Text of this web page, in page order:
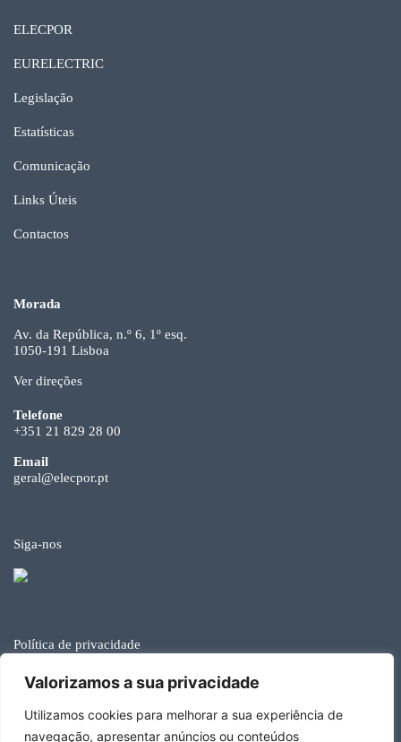
Valorizamos a sua privacidade
Utilizamos cookies para melhorar a sua experiência de
navegação, apresentar anúncios ou conteúdos
ELECPOR
EURELECTRIC
Legislação
Estatísticas
Comunicação
Links Úteis
Contactos
Morada
Av. da República, n.º 6, 1º esq.
1050-191 Lisboa
Ver direções
Telefone
+351 21 829 28 00
Email
geral@elecpor.pt
Siga-nos
Política de privacidade
© Elecpor 2026